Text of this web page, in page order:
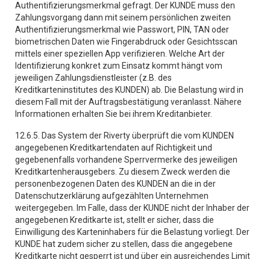
Authentifizierungsmerkmal gefragt. Der KUNDE muss den
Zahlungsvorgang dann mit seinem persönlichen zweiten
Authentifizierungsmerkmal wie Passwort, PIN, TAN oder
biometrischen Daten wie Fingerabdruck oder Gesichtsscan
mittels einer speziellen App verifizieren. Welche Art der
Identifizierung konkret zum Einsatz kommt hängt vom
jeweiligen Zahlungsdienstleister (z.B. des
Kreditkarteninstitutes des KUNDEN) ab. Die Belastung wird in
diesem Fall mit der Auftragsbestätigung veranlasst. Nähere
Informationen erhalten Sie bei ihrem Kreditanbieter.
12.6.5. Das System der Riverty überprüft die vom KUNDEN
angegebenen Kreditkartendaten auf Richtigkeit und
gegebenenfalls vorhandene Sperrvermerke des jeweiligen
Kreditkartenherausgebers. Zu diesem Zweck werden die
personenbezogenen Daten des KUNDEN an die in der
Datenschutzerklärung aufgezählten Unternehmen
weitergegeben. Im Falle, dass der KUNDE nicht der Inhaber der
angegebenen Kreditkarte ist, stellt er sicher, dass die
Einwilligung des Karteninhabers für die Belastung vorliegt. Der
KUNDE hat zudem sicher zu stellen, dass die angegebene
Kreditkarte nicht gesperrt ist und über ein ausreichendes Limit